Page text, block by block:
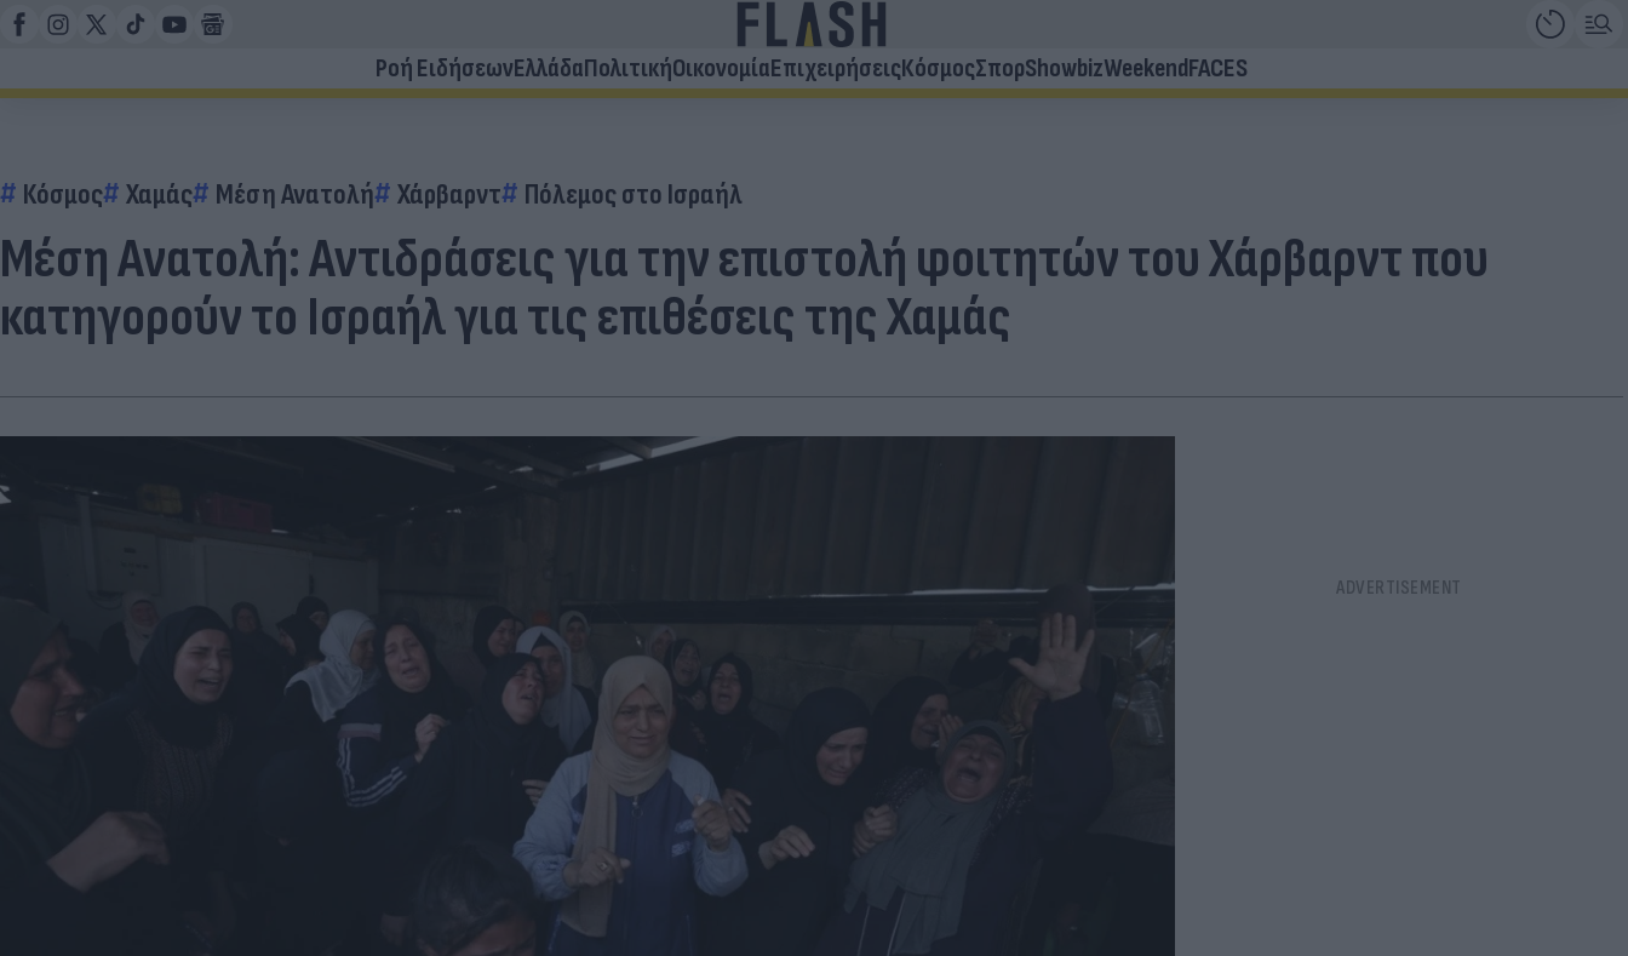
Ροή ΕιδήσεωνΕλλάδαΠολιτικήΟικονομίαΕπιχειρήσειςΚόσμοςΣπορShowbizWeekendFACES
Κόσμος Χαμάς Μέση Ανατολή Χάρβαρντ Πόλεμος στο Ισραήλ
Μέση Ανατολή: Αντιδράσεις για την επιστολή φοιτητών του Χάρβαρντ που
κατηγορούν το Ισραήλ για τις επιθέσεις της Χαμάς